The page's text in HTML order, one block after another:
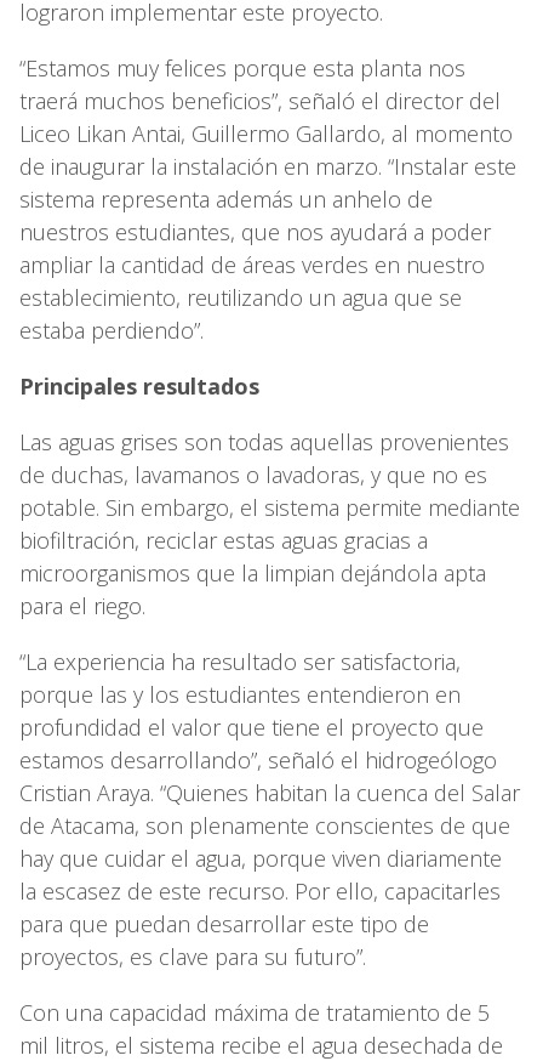
lograron implementar este proyecto.
“Estamos muy felices porque esta planta nos
traerá muchos beneficios”, señaló el director del
Liceo Likan Antai, Guillermo Gallardo, al momento
de inaugurar la instalación en marzo. “Instalar este
sistema representa además un anhelo de
nuestros estudiantes, que nos ayudará a poder
ampliar la cantidad de áreas verdes en nuestro
establecimiento, reutilizando un agua que se
estaba perdiendo”.
Principales resultados
Las aguas grises son todas aquellas provenientes
de duchas, lavamanos o lavadoras, y que no es
potable. Sin embargo, el sistema permite mediante
biofiltración, reciclar estas aguas gracias a
microorganismos que la limpian dejándola apta
para el riego.
“La experiencia ha resultado ser satisfactoria,
porque las y los estudiantes entendieron en
profundidad el valor que tiene el proyecto que
estamos desarrollando”, señaló el hidrogeólogo
Cristian Araya. “Quienes habitan la cuenca del Salar
de Atacama, son plenamente conscientes de que
hay que cuidar el agua, porque viven diariamente
la escasez de este recurso. Por ello, capacitarles
para que puedan desarrollar este tipo de
proyectos, es clave para su futuro”.
Con una capacidad máxima de tratamiento de 5
mil litros, el sistema recibe el agua desechada de